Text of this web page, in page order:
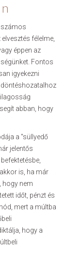
számos
félelme,
éppen az
Fontos
igyekezni
döntéshozatalhoz
abban, hogy
a "süllyedő
jelentős
is, ha már
hogy nem
időt, pénzt és
mert a múltba
hogy a